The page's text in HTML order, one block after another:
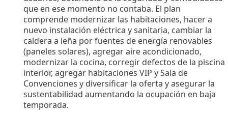
que en ese momento no contaba. El plan
comprende modernizar las habitaciones, hacer a
nuevo instalación eléctrica y sanitaria, cambiar la
caldera a leña por fuentes de energía renovables
(paneles solares), agregar aire acondicionado,
modernizar la cocina, corregir defectos de la piscina
interior, agregar habitaciones VIP y Sala de
Convenciones y diversificar la oferta y asegurar la
sustentabilidad aumentando la ocupación en baja
temporada.